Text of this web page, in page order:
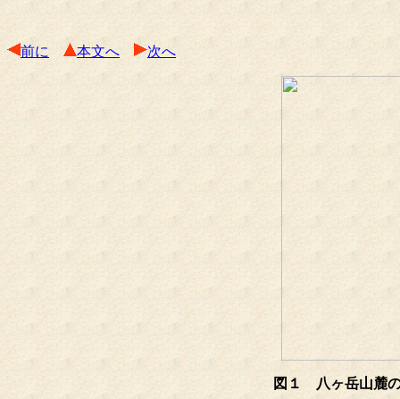
前に 本文へ 次へ
図１ 八ヶ岳山麓